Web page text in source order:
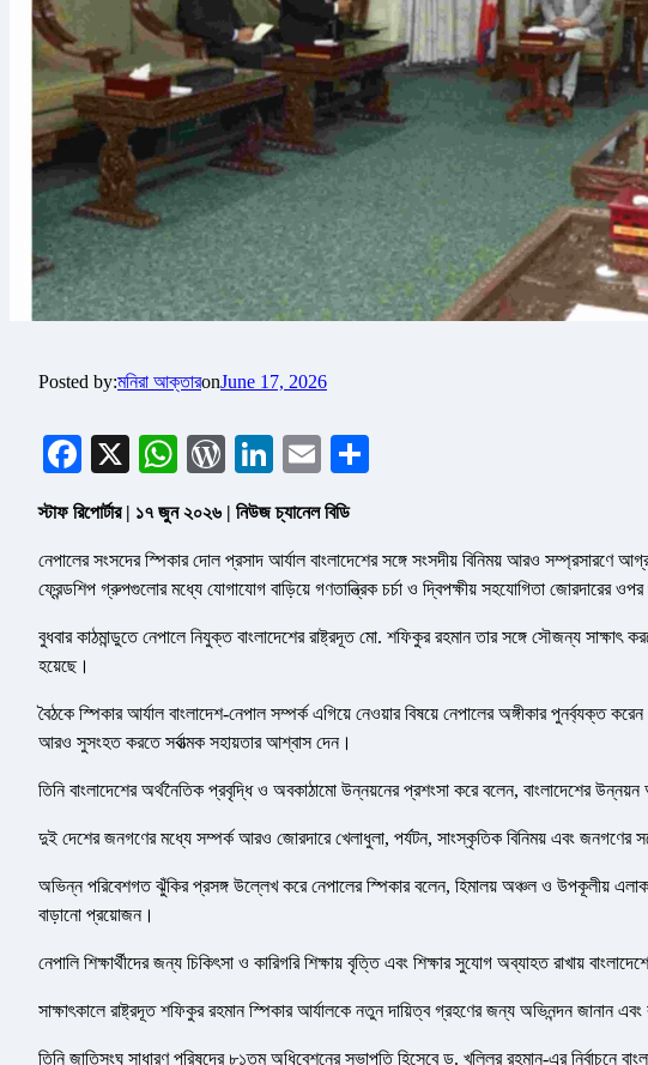
Posted by:মনিরা আক্তারonJune 17, 2026
Facebook
X WhatsApp
WordPress
LinkedIn
Email
স্টাফ রিপোর্টার | ১৭ জুন ২০২৬ | নিউজ চ্যানেল বিডি
নেপালের সংসদের স্পিকার দোল প্রসাদ আর্যাল বাংলাদেশের সঙ্গে সংসদীয় বিনিময় আরও সম্প্রসারণে
ফ্রেন্ডশিপ গ্রুপগুলোর মধ্যে যোগাযোগ বাড়িয়ে গণতান্ত্রিক চর্চা ও দ্বিপক্ষীয় সহযোগিতা জোরদারের
বুধবার কাঠমান্ডুতে নেপালে নিযুক্ত বাংলাদেশের রাষ্ট্রদূত মো. শফিকুর রহমান তার সঙ্গে সৌজন্য
হয়েছে।
বৈঠকে স্পিকার আর্যাল বাংলাদেশ-নেপাল সম্পর্ক এগিয়ে নেওয়ার বিষয়ে নেপালের অঙ্গীকার
আরও সুসংহত করতে সর্বাত্মক সহায়তার আশ্বাস দেন।
তিনি বাংলাদেশের অর্থনৈতিক প্রবৃদ্ধি ও অবকাঠামো উন্নয়নের প্রশংসা করে বলেন, বাংলাদেশের
দুই দেশের জনগণের মধ্যে সম্পর্ক আরও জোরদারে খেলাধুলা, পর্যটন, সাংস্কৃতিক বিনিময় এবং জনগণের
অভিন্ন পরিবেশগত ঝুঁকির প্রসঙ্গ উল্লেখ করে নেপালের স্পিকার বলেন, হিমালয় অঞ্চল ও উপকূলীয়
বাড়ানো প্রয়োজন।
নেপালি শিক্ষার্থীদের জন্য চিকিৎসা ও কারিগরি শিক্ষায় বৃত্তি এবং শিক্ষার সুযোগ অব্যাহত রাখায়
সাক্ষাৎকালে রাষ্ট্রদূত শফিকুর রহমান স্পিকার আর্যালকে নতুন দায়িত্ব গ্রহণের জন্য অভিনন্দন জানান
তিনি জাতিসংঘ সাধারণ পরিষদের ৮১তম অধিবেশনের সভাপতি হিসেবে ড. খলিলুর রহমান-এর নির্বাচনে